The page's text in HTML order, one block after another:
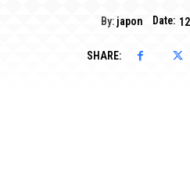
By: japon Date:
SHARE: